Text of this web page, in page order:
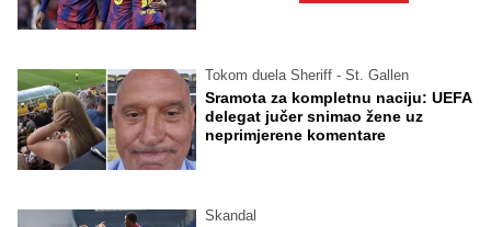
Tokom duela Sheriff - St. Gallen
Sramota za kompletnu naciju: UEFA
delegat jučer snimao žene uz
neprimjerene komentare
Skandal